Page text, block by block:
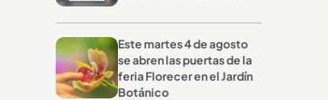
Este martes 4 de agosto
se abren las puertas de la
feria Florecer en el Jardín
Botánico